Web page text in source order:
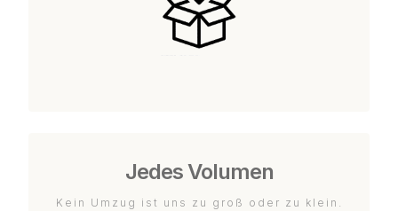
Jedes Volumen
Kein Umzug ist uns zu groß oder zu klein.